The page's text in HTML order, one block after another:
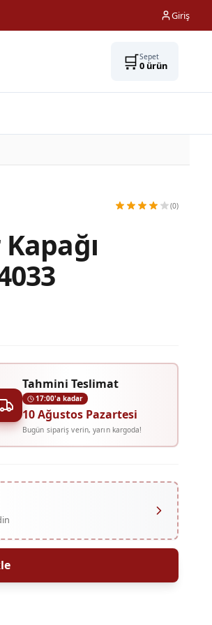
Giriş
🛒Sepet
0ürün
(0)
Tahmini Teslimat
17:00'a kadar
10 Ağustos Pazartesi
Bugün sipariş verin, yarın kargoda!